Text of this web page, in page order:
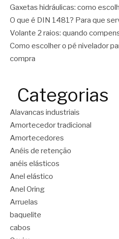
Gaxetas hidráulicas: como
O que é DIN 1481? Para que
Volante 2 raios: quando
Como escolher o pé nivelador
compra
Categorias
Alavancas industriais
Amortecedor tradicional
Amortecedores
Anéis de retenção
anéis elásticos
Anel elástico
Anel Oring
Arruelas
baquelite
cabos